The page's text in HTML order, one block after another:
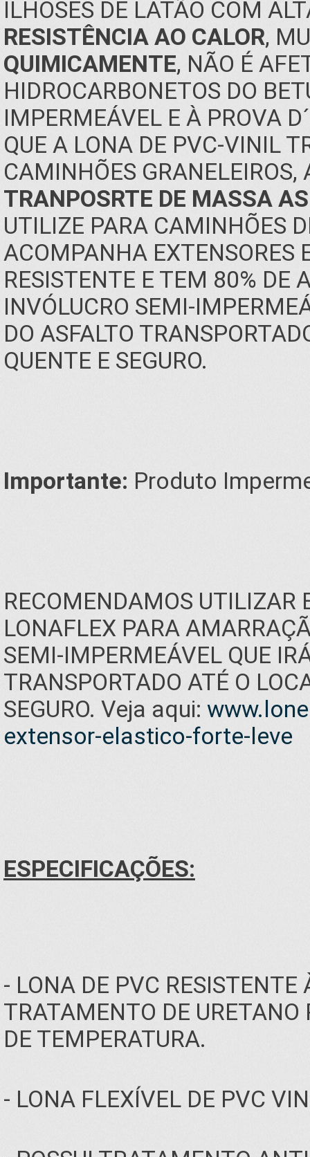
ILHOSES DE LATÃO COM
RESISTÊNCIA AO CALOR,
QUIMICAMENTE, NÃO É
HIDROCARBONETOS DO
IMPERMEÁVEL E À PROVA
QUE A LONA DE PVC-VINIL
CAMINHÕES
TRANPOSRTE DE MASSA
UTILIZE PARA CAMINHÕES
ACOMPANHA EXTENSORES
RESISTENTE E TEM 80% DE
INVÓLUCRO SEMI-
DO ASFALTO
QUENTE E SEGURO.
Importante: Produto
RECOMENDAMOS UTILIZAR
LONAFLEX PARA
SEMI-IMPERMEÁVEL QUE
TRANSPORTADO ATÉ O
SEGURO. Veja aqui:
extensor-elastico-forte-leve
ESPECIFICAÇÕES:
- LONA DE PVC
TRATAMENTO DE URETANO
DE TEMPERATURA.
- LONA FLEXÍVEL DE PVC